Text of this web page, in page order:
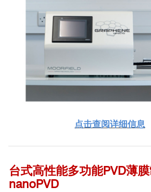
点击查阅详细信息
台式高性能多功能PVD薄膜
nanoPVD
巴斯大学（nanoPVD-T1）
15A